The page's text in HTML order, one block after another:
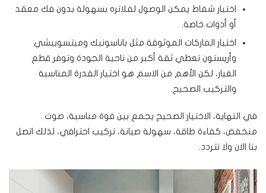
اختيار شفاط يمكن الوصول لفلاتره بسهولة بدون فك معقد
أو أدوات خاصة.
اختيار الماركات الموثوقة مثل باناسونيك وميتسوبيشي
وأريستون تعطي ثقة أكبر من ناحية الجودة وتوفر قطع
الغيار، لكن الأهم من الاسم هو اختيار القدرة المناسبة
والتركيب الصحيح.
في النهاية، الاختيار الصحيح يجمع بين قوة مناسبة، صوت
منخفض، كفاءة طاقة، سهولة صيانة، تركيب احترافي، لذلك اتصل
بنا الان ولا تتردد.